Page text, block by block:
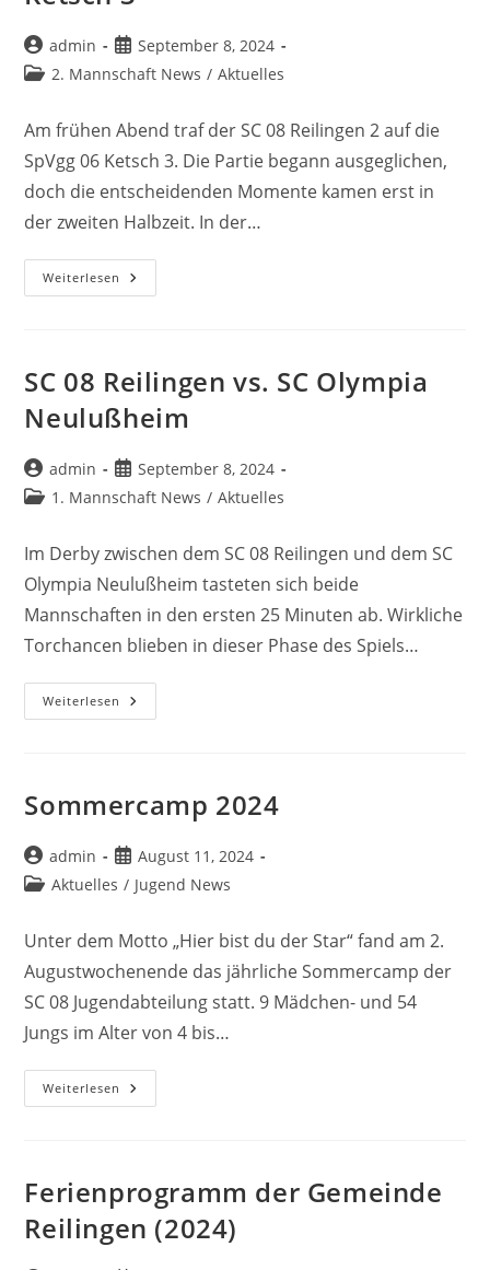
Beitrags-
Autor:
admin
Beitrag
veröffentlicht:
September 8, 2024
Beitrags-
2. Mannschaft News / Aktuelles
Am frühen Abend traf der SC 08 Reilingen 2 auf die
SpVgg 06 Ketsch 3. Die Partie begann ausgeglichen,
doch die entscheidenden Momente kamen erst in
der zweiten Halbzeit. In der…
Weiterlesen SC
08
06
Ketsch
SC 08 Reilingen vs. SC Olympia
Neulußheim
Beitrags-
Autor:
admin
Beitrag
veröffentlicht:
September 8, 2024
Beitrags-
1. Mannschaft News / Aktuelles
Im Derby zwischen dem SC 08 Reilingen und dem SC
Olympia Neulußheim tasteten sich beide
Mannschaften in den ersten 25 Minuten ab. Wirkliche
Torchancen blieben in dieser Phase des Spiels…
Weiterlesen SC
08
Neulußheim
Sommercamp 2024
Beitrags-
Autor:
admin
Beitrag
veröffentlicht:
August 11, 2024
Beitrags-
Aktuelles / Jugend News
Unter dem Motto „Hier bist du der Star“ fand am 2.
Augustwochenende das jährliche Sommercamp der
SC 08 Jugendabteilung statt. 9 Mädchen- und 54
Jungs im Alter von 4 bis…
Weiterlesen Sommercamp
2024
Ferienprogramm der Gemeinde
Reilingen (2024)